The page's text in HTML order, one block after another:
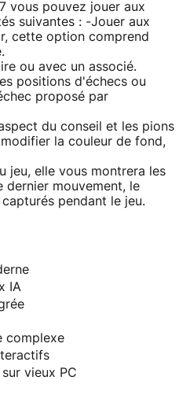
vous pouvez jouer aux
suivantes : -Jouer aux
cette option comprend
ou avec un associé.
positions d'échecs ou
proposé par
du conseil et les pions
la couleur de fond,
jeu, elle vous montrera les
dernier mouvement, le
pendant le jeu.
IA
complexe
vieux PC